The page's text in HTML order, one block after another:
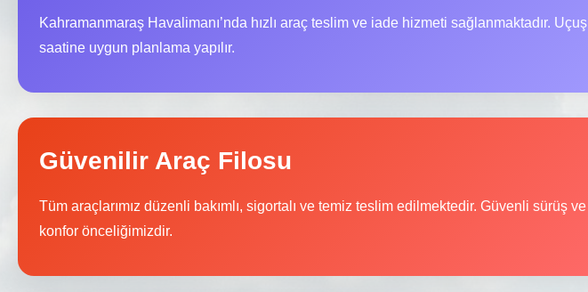
Kahramanmaraş Havalimanı’nda hızlı araç teslim ve iade hizmeti sağlanmaktadır. Uçuş
saatine uygun planlama yapılır.
Güvenilir Araç Filosu
Tüm araçlarımız düzenli bakımlı, sigortalı ve temiz teslim edilmektedir. Güvenli sürüş ve
konfor önceliğimizdir.